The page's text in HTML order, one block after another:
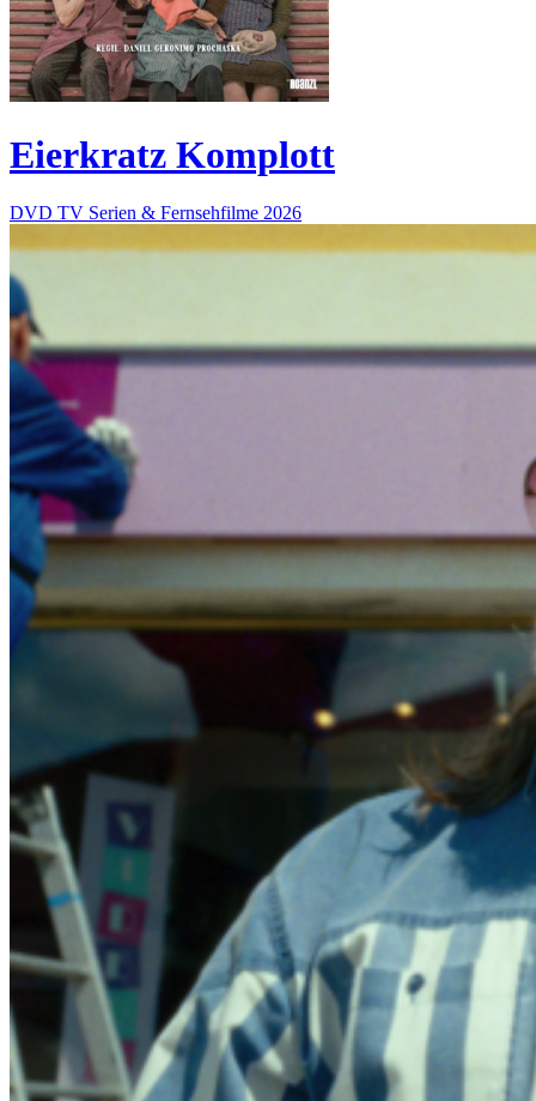
Eierkratz Komplott
DVD TV Serien & Fernsehfilme 2026